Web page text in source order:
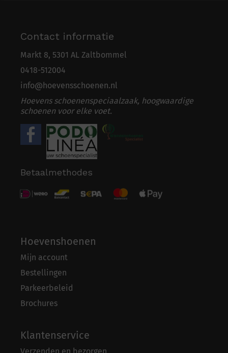
Contact informatie
Markt 8, 5301 AL Zaltbommel
0418-512004
info@hoevensschoenen.nl
Hoevens schoenenspeciaalzaak, hoogwaardige
schoenen voor elke voet.
Betaalmethodes
Hoevenshoenen
Mijn account
Bestellingen
Parkeerbeleid
Brochures
Klantenservice